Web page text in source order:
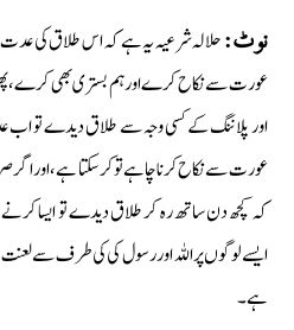
نوٹ:حلالہ شرعیہ یہ ہے کہ اس طلاق کی
عورت سے نکاح کرے اور ہم بستری بھی کرے، پھر
اور پلاننگ کے کسی وجہ سے طلاق دیدے تو
عورت سے نکاح کرنا چاہے تو کرسکتا ہے، اور
کہ کچھ دن ساتھ رہ کر طلاق دیدے تو ایسا
ایسے لوگوں پر اللہ اور رسول کی کی طرف سے لعنت
ہے۔